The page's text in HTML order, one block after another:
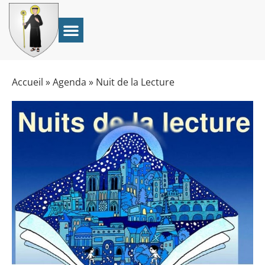
Accueil »Agenda » Nuit de la Lecture